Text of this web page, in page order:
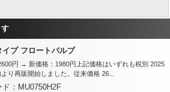
イプ フロートバルブ
円 → 新価格：1980円上記価格はいずれも税別 2025
り再販開始しました。従来価格 26...
： MU0750H2F